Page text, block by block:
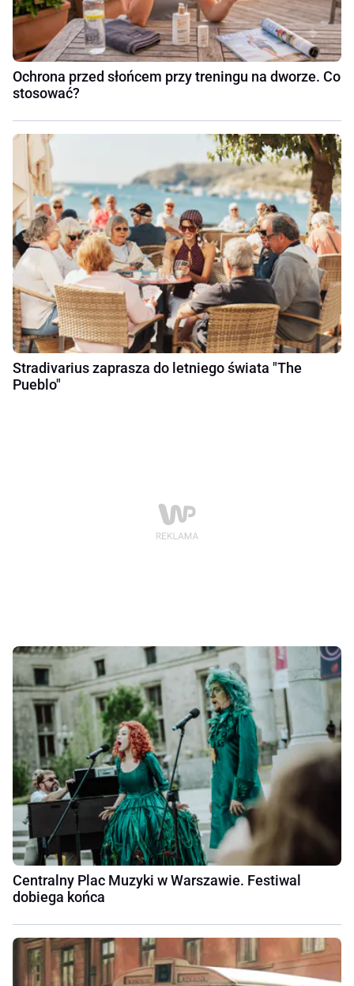
Ochrona przed słońcem przy treningu na dworze. Co
stosować?
Stradivarius zaprasza do letniego świata "The
Pueblo"
Centralny Plac Muzyki w Warszawie. Festiwal
dobiega końca